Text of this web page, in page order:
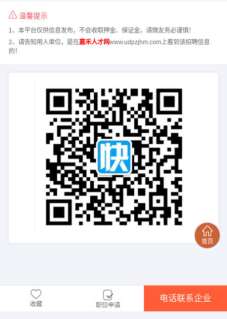
温馨提示
1、本平台仅供信息发布，不会收取押金、保证金，请微友务必谨慎！
2、请告知用人单位，是在嘉禾人才网www.udpzjhm.com上看到该招聘信息
的！
收藏 职位申请
电话联系企业